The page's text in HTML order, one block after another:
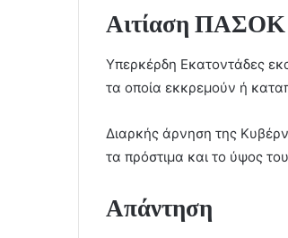
Αιτίαση ΠΑΣΟΚ
Υπερκέρδη Εκατοντάδες
τα οποία εκκρεµούν ή
Διαρκής άρνηση της
τα πρόστιµα και το ύψος
Απάντηση